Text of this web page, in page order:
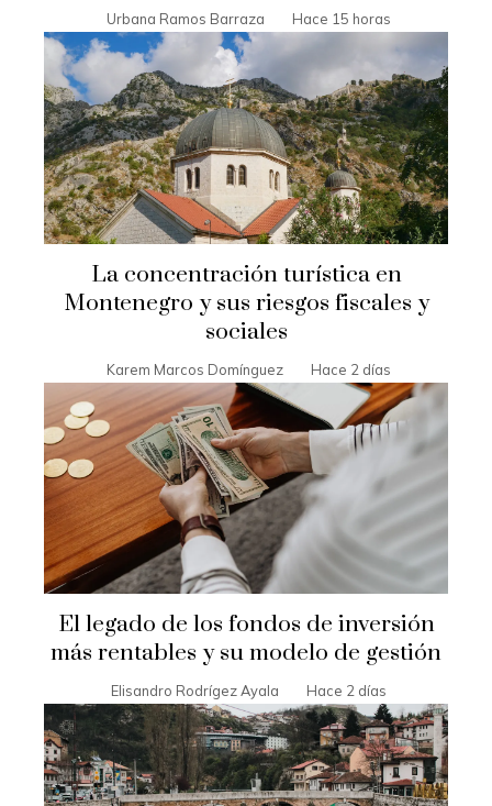
Urbana Ramos Barraza Hace 15 horas
La concentración turística en
Montenegro y sus riesgos fiscales y
sociales
Karem Marcos Domínguez Hace 2 días
El legado de los fondos de inversión
más rentables y su modelo de gestión
Elisandro Rodrígez Ayala Hace 2 días